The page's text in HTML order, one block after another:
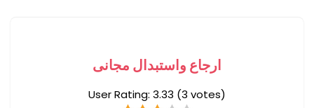
ارجاع واستبدال مجانى
User Rating: 3.33 (3 votes)